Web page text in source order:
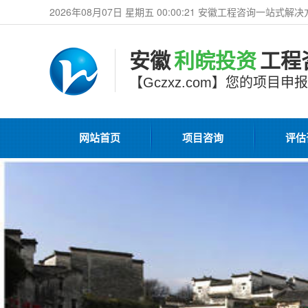
2026年08月07日 星期五 00:00:22 安徽工程咨询一站式解决
安徽利皖投资工程
【Gczxz.com】您的项目申
网站首页 项目咨询 评